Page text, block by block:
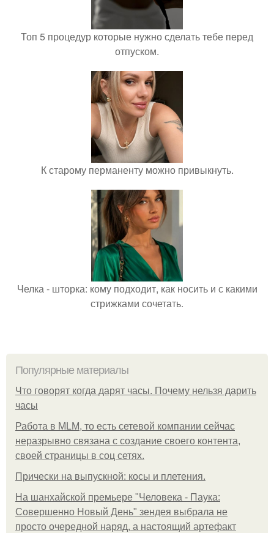
Топ 5 процедур которые нужно сделать тебе перед
отпуском.
К старому перманенту можно привыкнуть.
Челка - шторка: кому подходит, как носить и с какими
стрижками сочетать.
Популярные материалы
Что говорят когда дарят часы. Почему нельзя дарить
часы
Работа в MLM, то есть сетевой компании сейчас
неразрывно связана с создание своего контента,
своей страницы в соц сетях.
Прически на выпускной: косы и плетения.
На шанхайской премьере "Человека - Паука:
Совершенно Новый День" зендея выбрала не
просто очередной наряд, а настоящий артефакт